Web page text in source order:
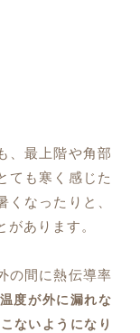
、最上階や角部
ても寒く感じた
くなったりと、
あります。
の間に熱伝導率
度が外に漏れな
ないようになり